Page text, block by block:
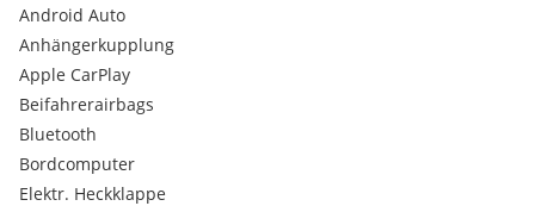
Android Auto
Anhängerkupplung
Apple CarPlay
Beifahrerairbags
Bluetooth
Bordcomputer
Elektr. Heckklappe